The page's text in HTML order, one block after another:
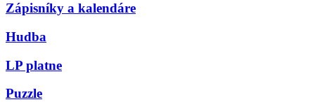
Zápisníky a kalendáre
Hudba
LP platne
Puzzle